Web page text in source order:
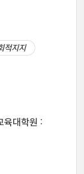
적지지
육대학원 :